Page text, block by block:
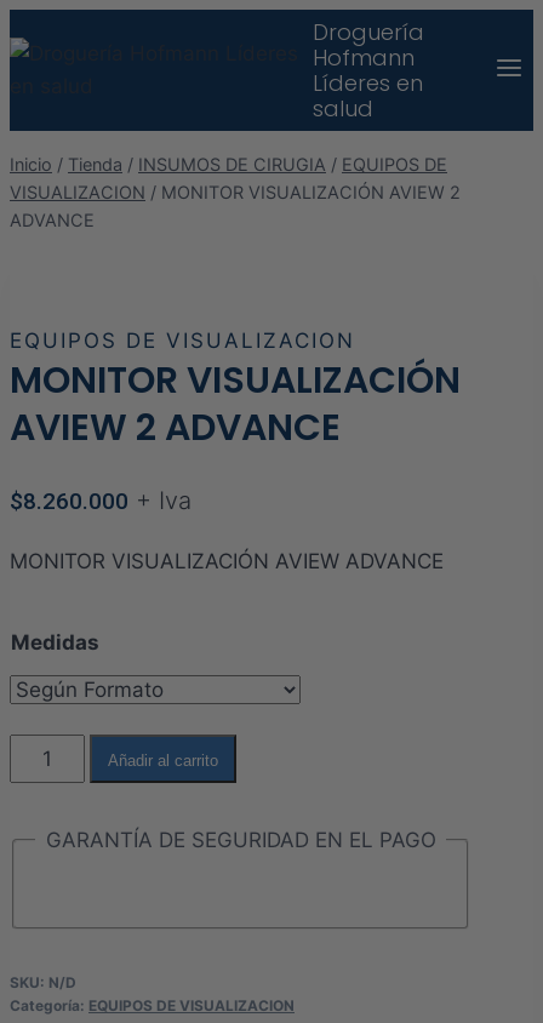
al
Droguería
Hofmann
Líderes en
salud
Inicio / Tienda / INSUMOS DE CIRUGIA / EQUIPOS DE
VISUALIZACION / MONITOR VISUALIZACIÓN AVIEW 2
ADVANCE
EQUIPOS DE VISUALIZACION
MONITOR VISUALIZACIÓN
AVIEW 2 ADVANCE
$8.260.000 + Iva
MONITOR VISUALIZACIÓN AVIEW ADVANCE
Medidas
MONITOR
VISUALIZACIÓN
2
Añadir al carrito
GARANTÍA DE SEGURIDAD EN EL PAGO
SKU: N/D
Categoría: EQUIPOS DE VISUALIZACION